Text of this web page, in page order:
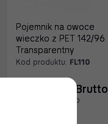
Pojemnik na owoce
wieczko z PET 142/96
Transparentny
Kod produktu: FL110
202.74 PLN Brutto
164.83 PLN Netto